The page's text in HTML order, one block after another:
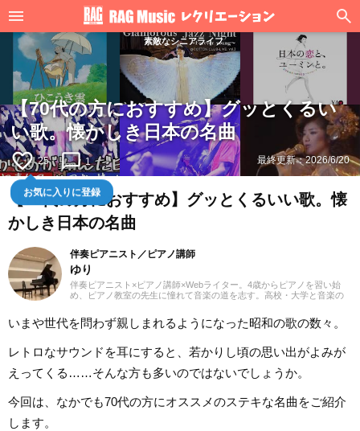
素敵なシニアライフ
【70代の方におすすめ】グッとくるい
い歌。懐かしき日本の名曲
favorite_border 25
お気に入りに登録
chat_bubble_outline 1 最終更新：2026/6/20
【70代の方におすすめ】グッとくるいい歌。懐
かしき日本の名曲
伴奏ピアニスト／ピアノ講師
ゆり
伴奏ピアニスト×ピアノ講師×Webライター。4歳からピアノを習い始
め、ピアノ教室の先生に憧れて音楽の道を志す。高校・大学と音楽の
アノを教える傍ら、地元愛知を中心にフルート・声楽・合唱等の伴奏
者として活動している。レッスンを通して生徒たちから流行の曲を教
ピアノで弾いてみるのが趣味。2021年より、Webライターとしての活
動もスタート。音楽をはじめさまざまなジャンルの執筆にあたってい
いまや世代を問わず親しまれるようになった昭和の歌の数々。
レトロなサウンドを耳にすると、若かりし頃の思い出がよみが
えってくる……そんな方も多いのではないでしょうか。
今回は、なかでも70代の方にオススメのステキな名曲をご紹介
します。